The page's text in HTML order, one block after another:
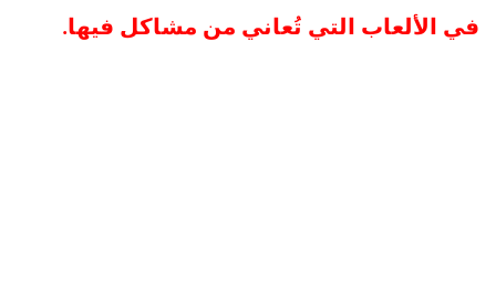
في الألعاب التي تُعاني من مشاكل فيها.